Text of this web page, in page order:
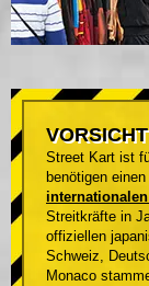
VORSICHT
Street Kart ist
benötigen
Streitkräfte in
offiziellen
Schweiz,
Monaco